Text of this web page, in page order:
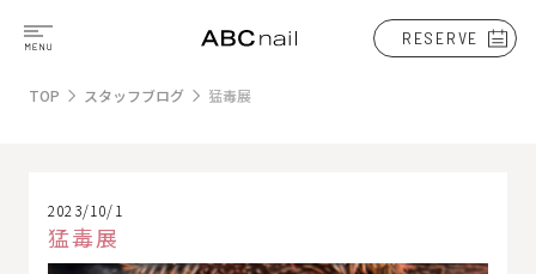
RESERVE
TOP スタッフブログ 猛毒展
2023/10/1
猛毒展